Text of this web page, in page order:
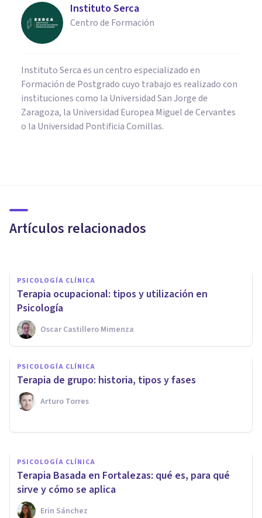
Instituto Serca
Centro de Formación
Instituto Serca es un centro especializado en
Formación de Postgrado cuyo trabajo es realizado con
instituciones como la Universidad San Jorge de
Zaragoza, la Universidad Europea Miguel de Cervantes
o la Universidad Pontificia Comillas.
Artículos relacionados
Ellis
PSICOLOGÍA CLÍNICA
Terapia ocupacional: tipos y utilización en
Psicología
Oscar Castillero Mimenza
PSICOLOGÍA CLÍNICA
Terapia de grupo: historia, tipos y fases
Arturo Torres
Terapia Basada en Procesos:
qué es y cómo funciona
PSICOLOGÍA CLÍNICA
Terapia Basada en Fortalezas: qué es, para qué
sirve y cómo se aplica
Erin Sánchez